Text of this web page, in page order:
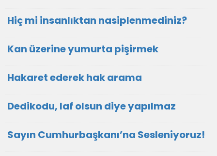
Hiç mi insanlıktan nasiplenmediniz?
Kan üzerine yumurta pişirmek
Hakaret ederek hak arama
Dedikodu, laf olsun diye yapılmaz
Sayın Cumhurbaşkanı’na Sesleniyoruz!